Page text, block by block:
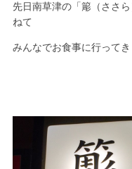
先日南草津の「簓（ささ
ねて
みんなでお食事に行って